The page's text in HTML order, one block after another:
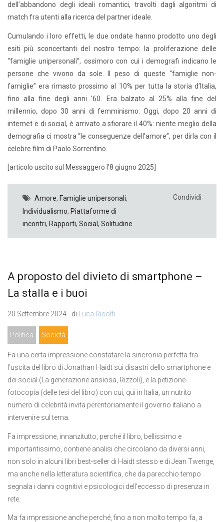
dell’abbandono degli ideali romantici, travolti dagli algoritmi di
match fra utenti alla ricerca del partner ideale.
Cumulando i loro effetti, le due ondate hanno prodotto uno degli
esiti più sconcertanti del nostro tempo: la proliferazione delle
“famiglie unipersonali”, ossimoro con cui i demografi indicano le
persone che vivono da sole. Il peso di queste “famiglie non-
famiglie” era rimasto prossimo al 10% per tutta la storia d’Italia,
fino alla fine degli anni ’60. Era balzato al 25% alla fine del
millennio, dopo 30 anni di femminismo. Oggi, dopo 20 anni di
internet e di social, è arrivato a sfiorare il 40%: niente meglio della
demografia ci mostra “le conseguenze dell’amore”, per dirla con il
celebre film di Paolo Sorrentino.
[articolo uscito sul Messaggero l’8 giugno 2025]
Amore, Famiglie unipersonali,
Individualismo, Piattaforme di
incontri, Rapporti, Social, Solitudine
Condividi
A proposto del divieto di smartphone –
La stalla e i buoi
20 Settembre 2024 - di Luca Ricolfi
Politica Società
Fa una certa impressione constatare la sincronia perfetta fra
l’uscita del libro di Jonathan Haidt sui disastri dello smartphone e
dei social (La generazione ansiosa, Rizzoli), e la petizione-
fotocopia (delle tesi del libro) con cui, qui in Italia, un nutrito
numero di celebrità invita perentoriamente il governo italiano a
intervenire sul tema.
Fa impressione, innanzitutto, perché il libro, bellissimo e
importantissimo, contiene analisi che circolano da diversi anni,
non solo in alcuni libri best-seller di Haidt stesso e di Jean Twenge,
ma anche nella letteratura scientifica, che da parecchio tempo
segnala i danni cognitivi e psicologici dell’eccesso di presenza in
rete.
Ma fa impressione anche perché, fino a non molto tempo fa, a